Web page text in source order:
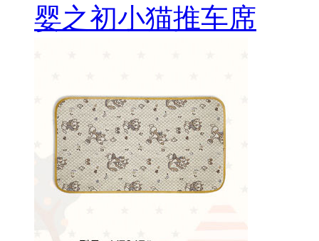
婴之初小猫推车席